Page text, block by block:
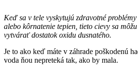
Keď sa v tele vyskytujú zdravotné
alebo kôrnatenie tepien, tieto cievy sa
vytvárať dostatok oxidu dusnatého.
Je to ako keď máte v záhrade poškodenú
voda ňou nepreteká tak, ako by mala.